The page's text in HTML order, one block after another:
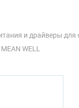
и драйверы для
WELL